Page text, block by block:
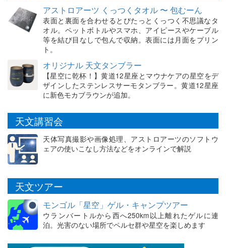
アストロアーツ くっつくタオル 〜 包むーん
表面と裏面を合わせるとぴたっとくっつく不思議なタ
オル。ペットボトルやスマホ、アイピースやケーブル
等を結び目なしで包んで収納。表面には月面をプリン
ト。
オリジナル 天文タンブラー
【星空に乾杯！】黄道12星座とマウナケアの星空をデ
ザインしたステンレスサーモタンブラー。黄道12星座
に新色モカブラウンが追加。
天文講習会
天体写真撮影や画像処理、アストロアーツのソフトウ
ェアの使いこなし方法などをオンラインで解説
天文ツアー
モンゴル「星空」ゲル・キャンプツアー
ウランバートルから西へ250km以上離れたゲルに連
泊。光害のない場所でペルセ群や星空を楽しめます